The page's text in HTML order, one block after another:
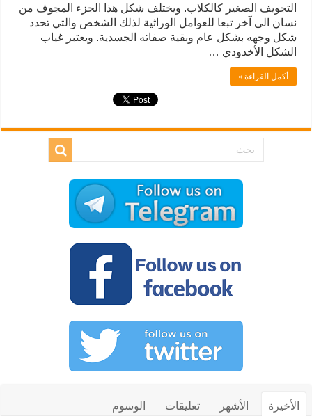
التجويف الصغير كالكلاب. ويختلف شكل هذا الجزء المجوف من
نسان الى آخر تبعا للعوامل الوراثية لذلك الشخص والتي تحدد
شكل وجهه بشكل عام وبقية صفاته الجسدية. ويعتبر غياب
الشكل الأخدودي …
أكمل القراءة »
الأخيرة الأشهر تعليقات الوسوم